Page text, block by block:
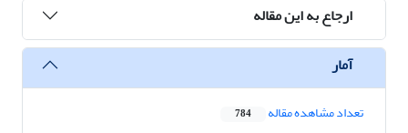
ارجاع به این مقاله
آمار
تعداد مشاهده مقاله 784